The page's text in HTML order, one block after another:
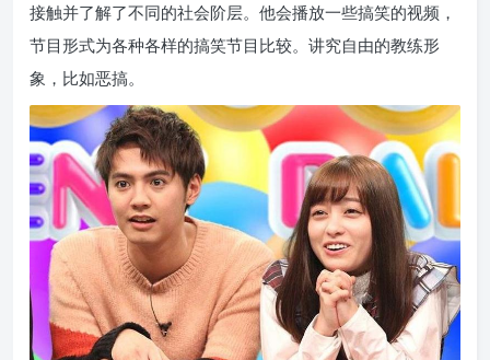
接触并了解了不同的社会阶层。他会播放一些搞笑的视频，
节目形式为各种各样的搞笑节目比较。讲究自由的教练形
象，比如恶搞。